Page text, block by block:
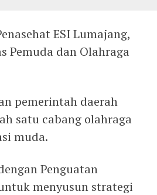
ESI Lumajang,
Pemuda dan Olahraga
pemerintah daerah
satu cabang olahraga
muda.
Penguatan
menyusun strategi